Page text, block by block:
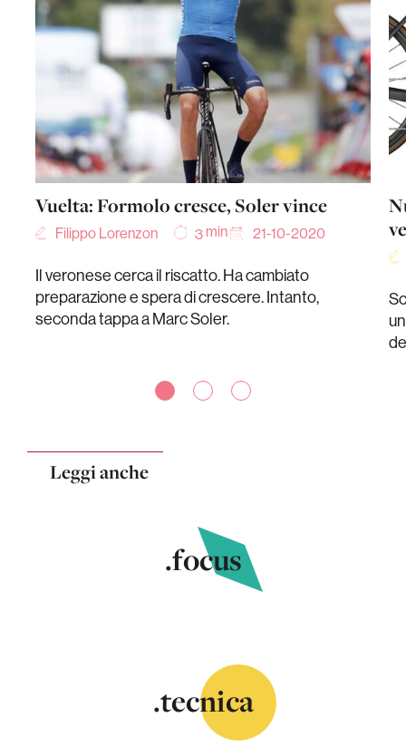
Vuelta: Formolo cresce, Soler vince
Filippo Lorenzon 3 min 21-10-2020
Il veronese cerca il riscatto. Ha cambiato
preparazione e spera di crescere. Intanto,
seconda tappa a Marc Soler.
Leggi anche
.focus
.tecnica